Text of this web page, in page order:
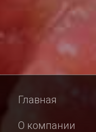
Главная
О компании